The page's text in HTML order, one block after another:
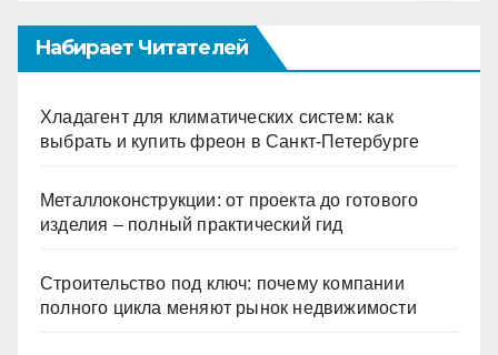
Набирает Читателей
Хладагент для климатических систем: как
выбрать и купить фреон в Санкт-Петербурге
Металлоконструкции: от проекта до готового
изделия – полный практический гид
Строительство под ключ: почему компании
полного цикла меняют рынок недвижимости